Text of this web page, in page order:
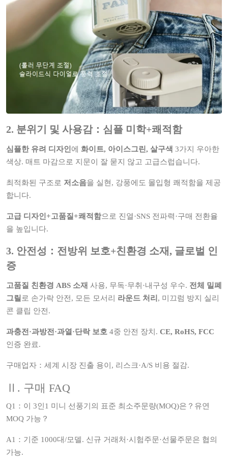
2. 분위기 및 사용감：심플 미학+쾌적함
심플한 유려 디자인 에 화이트, 아이스그린, 살구색 3가지 우아한
색상. 매트 마감으로 지문이 잘 묻지 않고 고급스럽습니다.
최적화된 구조로 저소음을 실현, 강풍에도 몰입형 쾌적함을 제공
합니다.
고급 디자인+고품질+쾌적함으로 진열·SNS 전파력·구매 전환율
을 높입니다.
3. 안전성：전방위 보호+친환경 소재, 글로벌 인
증
고품질 친환경 ABS 소재 사용, 무독·무취·내구성 우수. 전체 밀폐
그릴 로 손가락 안전, 모든 모서리 라운드 처리 , 미끄럼 방지 실리
콘 클립 안전.
과충전·과방전·과열·단락 보호 4중 안전 장치. CE, RoHS, FCC
인증 완료.
구매업자：세계 시장 진출 용이, 리스크·A/S 비용 절감.
Ⅱ. 구매 FAQ
Q1：이 3인1 미니 선풍기의 표준 최소주문량(MOQ)은？유연
MOQ 가능？
A1：기준 1000대/모델. 신규 거래처·시험주문·선물주문은 협의
가능.